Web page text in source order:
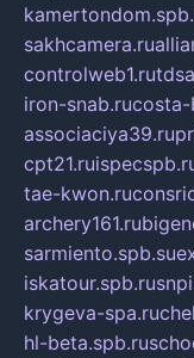
sakhcamera.ru
controlweb1.ru
iron-snab.rucosta-
associaciya39.ru
cpt21.ru
tae-kwon.ru
archery161.ru
sarmiento.spb.su
iskatour.spb.ru
krygeva-spa.ru
hl-beta.spb.ru